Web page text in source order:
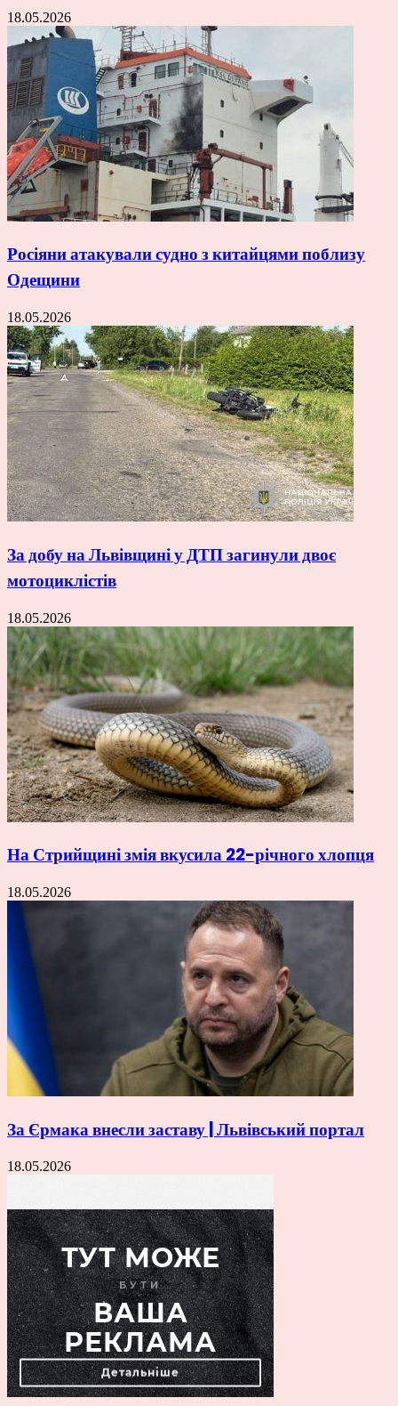
18.05.2026
Росіяни атакували судно з китайцями поблизу
Одещини
18.05.2026
За добу на Львівщині у ДТП загинули двоє
мотоциклістів
18.05.2026
На Стрийщині змія вкусила 22-річного хлопця
18.05.2026
За Єрмака внесли заставу | Львівський портал
18.05.2026